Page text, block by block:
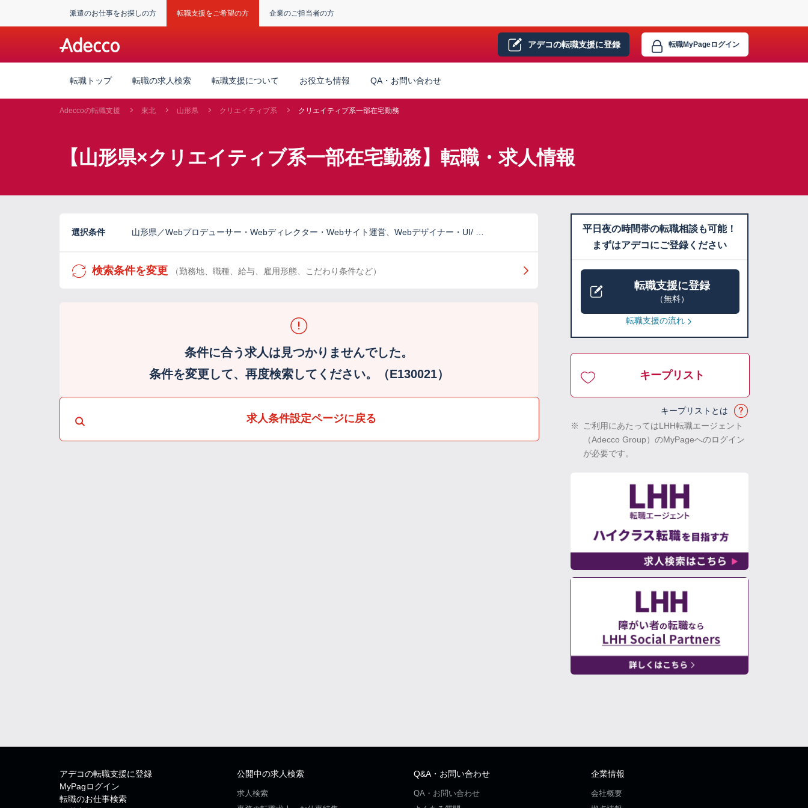
派遣のお仕事をお探しの方 転職支援をご希望の方 企業のご担当者の方
アデコの転職支援に登録 転職MyPageログイン
転職トップ 転職の求人検索 転職支援について お役立ち情報 QA・お問い合わせ
Adeccoの転職支援 東北 山形県 クリエイティブ系 クリエイティブ系一部在宅勤務
【山形県×クリエイティブ系一部在宅勤務】転職・求人情報
選択条件 山形県／Webプロデューサー・Webディレクター・Webサイト運営、Webデザイナー・UI/ …
検索条件を変更 （勤務地、職種、給与、雇用形態、こだわり条件など）
条件に合う求人は見つかりませんでした。
条件を変更して、再度検索してください。（E130021）
求人条件設定ページに戻る
平日夜の時間帯の転職相談も可能！
まずはアデコにご登録ください
転職支援に登録
（無料）
転職支援の流れ
キープリスト
キープリストとは
※
ご利用にあたってはLHH転職エージェント
（Adecco Group）のMyPageへのログイン
が必要です。
アデコの転職支援に登録
MyPagログイン
転職のお仕事検索
公開中の求人検索
求人検索
Q&A・お問い合わせ
QA・お問い合わせ
企業情報
会社概要